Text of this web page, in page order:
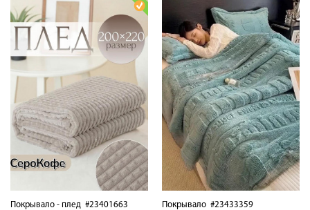
Покрывало - плед #23401663 Покрывало #23433359